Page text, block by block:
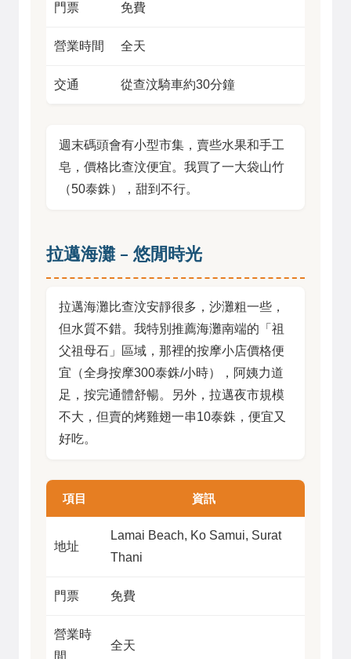
門票 免費
營業時間 全天
交通 從查汶騎車約30分鐘
週末碼頭會有小型市集，賣些水果和手工
皂，價格比查汶便宜。我買了一大袋山竹
（50泰銖），甜到不行。
拉邁海灘 – 悠閒時光
拉邁海灘比查汶安靜很多，沙灘粗一些，
但水質不錯。我特別推薦海灘南端的「祖
父祖母石」區域，那裡的按摩小店價格便
宜（全身按摩300泰銖/小時），阿姨力道
足，按完通體舒暢。另外，拉邁夜市規模
不大，但賣的烤雞翅一串10泰銖，便宜又
好吃。
項目 資訊
地址
Lamai Beach, Ko Samui, Surat
Thani
門票 免費
營業時
間
全天